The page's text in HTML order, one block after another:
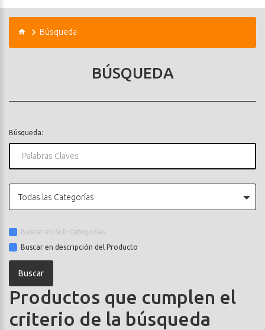
Búsqueda
BÚSQUEDA
Búsqueda:
Todas las Categorías
Buscar en Sub-Categorías
Buscar en descripción del Producto
Productos que cumplen el
criterio de la búsqueda